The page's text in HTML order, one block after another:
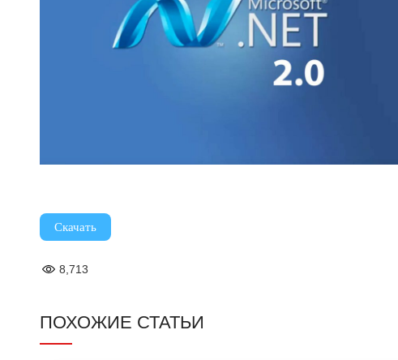
Скачать
8,713
ПОХОЖИЕ СТАТЬИ